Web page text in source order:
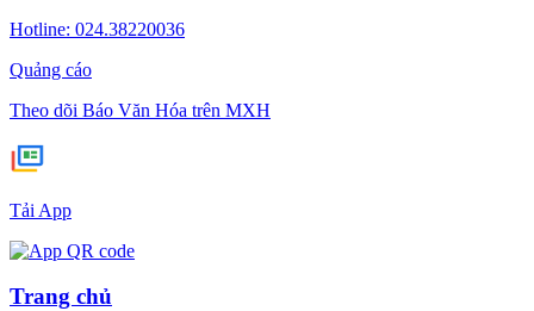
Hotline: 024.38220036
Quảng cáo
Theo dõi Báo Văn Hóa trên MXH
Tải App
Trang chủ